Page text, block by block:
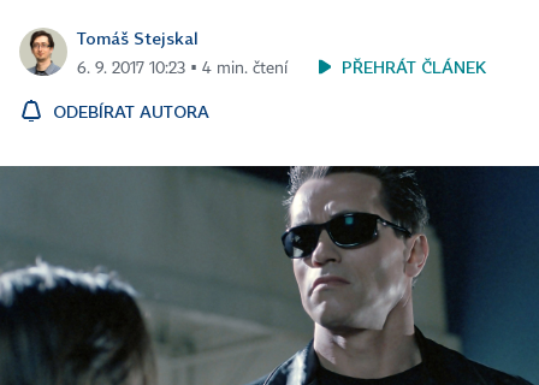
Tomáš Stejskal
6. 9. 2017 10:23 ▪ 4 min. čtení PŘEHRÁT ČLÁNEK
ODEBÍRAT AUTORA